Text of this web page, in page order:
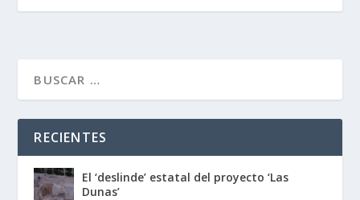
RECIENTES
El ‘deslinde’ estatal del proyecto ‘Las
Dunas’